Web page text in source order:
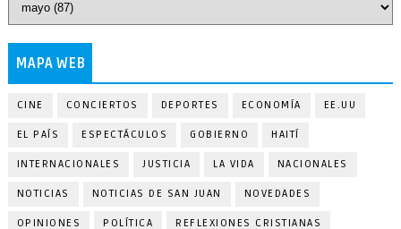
MAPA WEB
CINE CONCIERTOS DEPORTES ECONOMÍA EE.UU
EL PAÍS ESPECTÁCULOS GOBIERNO HAITÍ
INTERNACIONALES JUSTICIA LA VIDA NACIONALES
NOTICIAS NOTICIAS DE SAN JUAN NOVEDADES
OPINIONES POLÍTICA REFLEXIONES CRISTIANAS